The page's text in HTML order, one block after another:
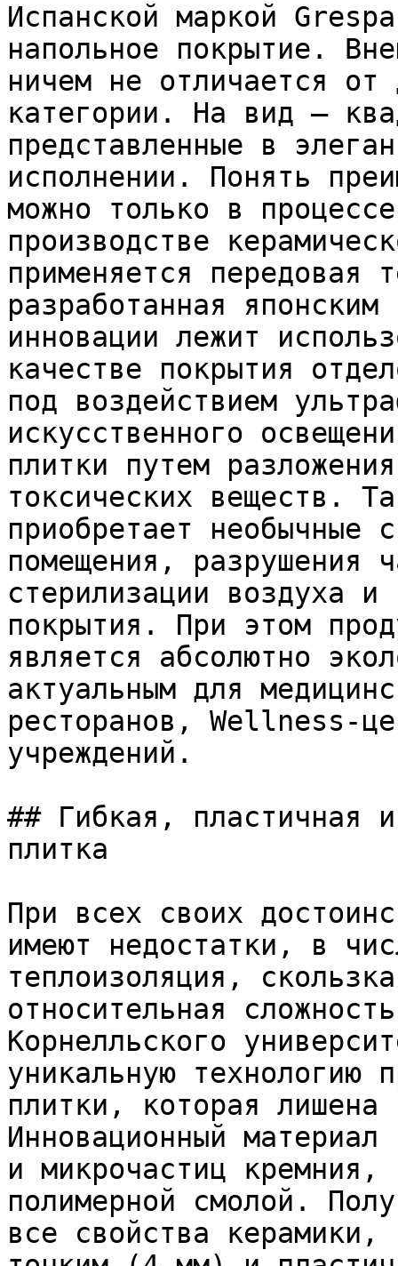
Испанской маркой
напольное покрытие.
ничем не отличается от
категории. На вид –
представленные в
исполнении. Понять
можно только в
производстве
применяется передовая
разработанная
инновации лежит
качестве покрытия
под воздействием
искусственного
плитки путем
токсических веществ.
приобретает необычные
помещения, разрушения
стерилизации воздуха и
покрытия. При этом
является абсолютно
актуальным для
ресторанов, Wellness-
учреждений.
## Гибкая, пластичная
плитка
При всех своих
имеют недостатки, в
теплоизоляция,
относительная
Корнелльского
уникальную технологию
плитки, которая лишена
Инновационный
и микрочастиц
полимерной смолой.
все свойства